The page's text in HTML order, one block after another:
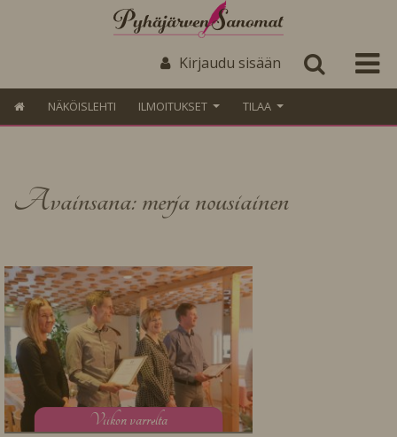
Kirjaudu sisään
NÄKÖISLEHTI ILMOITUKSET TILAA
Avainsana: merja nousiainen
Viikon varrelta